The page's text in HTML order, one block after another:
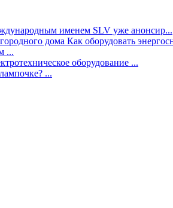
именем SLV уже анонсир...
дома Как оборудовать
...
оборудование ...
...